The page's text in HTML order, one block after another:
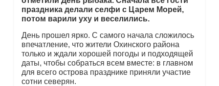
праздника делали селфи с Царем Морей,
потом варили уху и веселились.
День прошел ярко. С самого начала сложилось
впечатление, что жители Охинского района
только и ждали хорошей погоды и подходящей
даты, чтобы собраться всем вместе: в главном
для всего острова празднике приняли участие
сотни северян.